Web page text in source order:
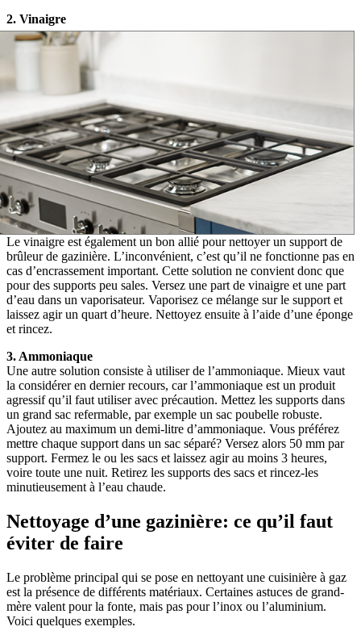
2. Vinaigre
Le vinaigre est également un bon allié pour nettoyer un support de
brûleur de gazinière. L’inconvénient, c’est qu’il ne fonctionne pas en
cas d’encrassement important. Cette solution ne convient donc que
pour des supports peu sales. Versez une part de vinaigre et une part
d’eau dans un vaporisateur. Vaporisez ce mélange sur le support et
laissez agir un quart d’heure. Nettoyez ensuite à l’aide d’une éponge
et rincez.
3. Ammoniaque
Une autre solution consiste à utiliser de l’ammoniaque. Mieux vaut
la considérer en dernier recours, car l’ammoniaque est un produit
agressif qu’il faut utiliser avec précaution. Mettez les supports dans
un grand sac refermable, par exemple un sac poubelle robuste.
Ajoutez au maximum un demi-litre d’ammoniaque. Vous préférez
mettre chaque support dans un sac séparé? Versez alors 50 mm par
support. Fermez le ou les sacs et laissez agir au moins 3 heures,
voire toute une nuit. Retirez les supports des sacs et rincez-les
minutieusement à l’eau chaude.
Nettoyage d’une gazinière: ce qu’il faut
éviter de faire
Le problème principal qui se pose en nettoyant une cuisinière à gaz
est la présence de différents matériaux. Certaines astuces de grand-
mère valent pour la fonte, mais pas pour l’inox ou l’aluminium.
Voici quelques exemples.